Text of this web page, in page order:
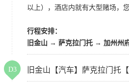
以上），酒店内就有大型赌场，
行程安排：
旧金山 → 萨克拉门托 → 加州州
D3 旧金山【汽车】萨克拉门托